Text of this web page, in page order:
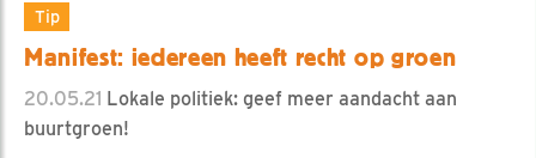
Tip
Manifest: iedereen heeft recht op groen
20.05.21 Lokale politiek: geef meer aandacht aan
buurtgroen!